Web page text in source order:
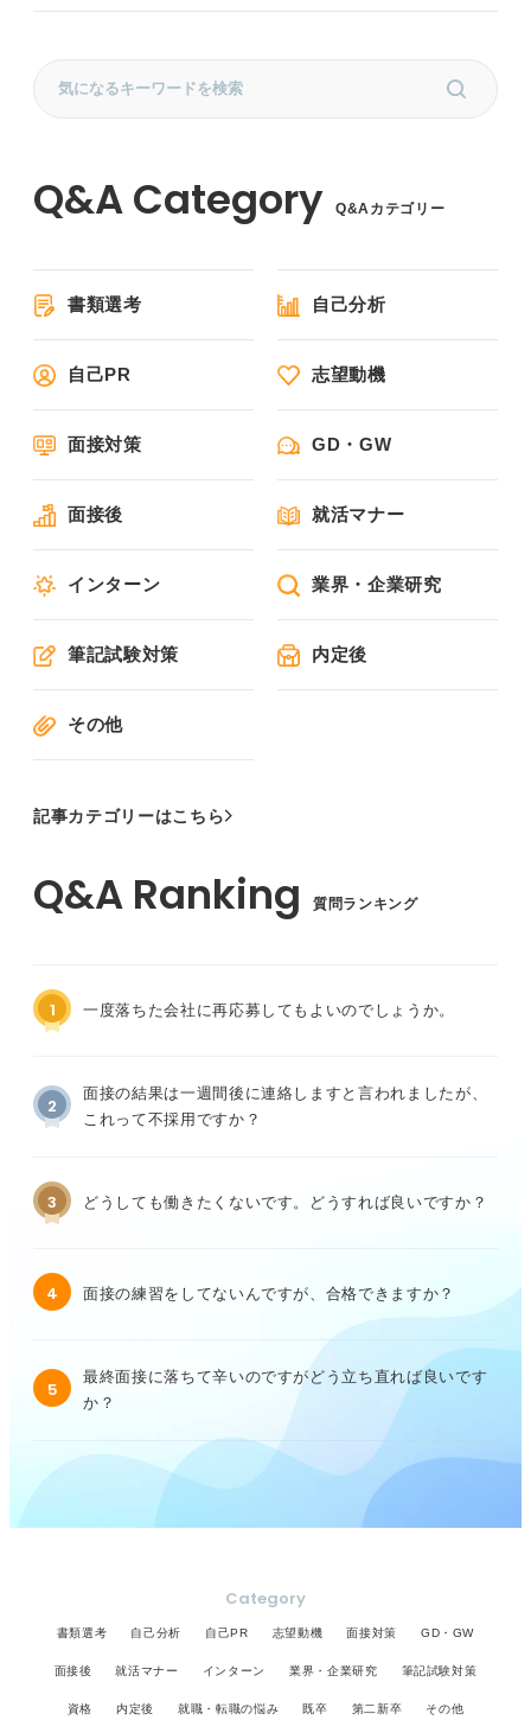
Q&Aカテゴリー
書類選考 自己分析
自己PR 志望動機
面接対策 GD・GW
面接後 就活マナー
インターン 業界・企業研究
筆記試験対策 内定後
その他
記事カテゴリーはこちら
質問ランキング
1 一度落ちた会社に再応募してもよいのでしょうか。
2
面接の結果は一週間後に連絡しますと言われましたが、
これって不採用ですか？
3 どうしても働きたくないです。どうすれば良いですか？
4 面接の練習をしてないんですが、合格できますか？
5
最終面接に落ちて辛いのですがどう立ち直れば良いです
か？
Category
書類選考 自己分析 自己PR 志望動機 面接対策 GD・GW
面接後 就活マナー インターン 業界・企業研究 筆記試験対策
資格 内定後 就職・転職の悩み 既卒 第二新卒 その他